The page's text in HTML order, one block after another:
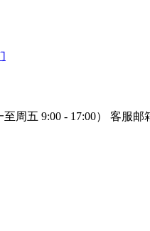
周五 9:00 - 17:00） 客服邮